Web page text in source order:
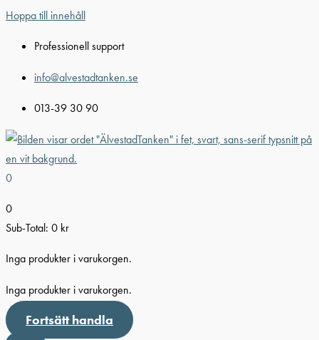
Hoppa till innehåll
Professionell support
info@alvestadtanken.se
013-39 30 90
0
0
Sub-Total: 0 kr
Inga produkter i varukorgen.
Inga produkter i varukorgen.
Fortsätt handla